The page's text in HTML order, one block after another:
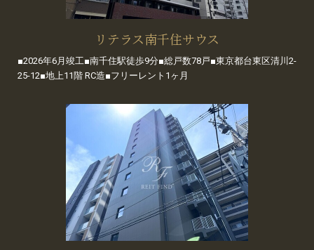
リテラス南千住サウス
■2026年6月竣工■南千住駅徒歩9分■総戸数78戸■東京都台東区清川2-
25-12■地上11階 RC造■フリーレント1ヶ月